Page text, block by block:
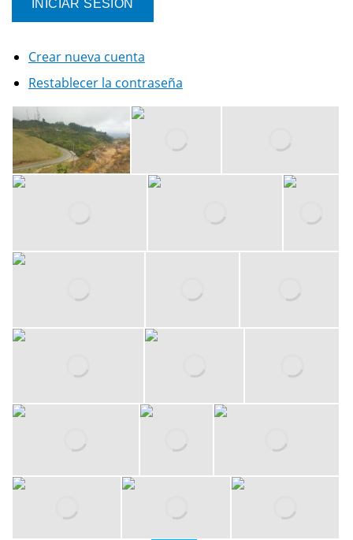
Crear nueva cuenta
Restablecer la contraseña